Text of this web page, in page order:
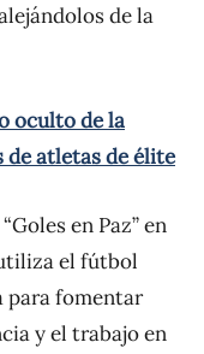
de la
oculto de la
atletas de élite
en Paz” en
el fútbol
para fomentar
y el trabajo en